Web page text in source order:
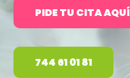
PIDE TU CITA AQUÍ
744 61 01 81